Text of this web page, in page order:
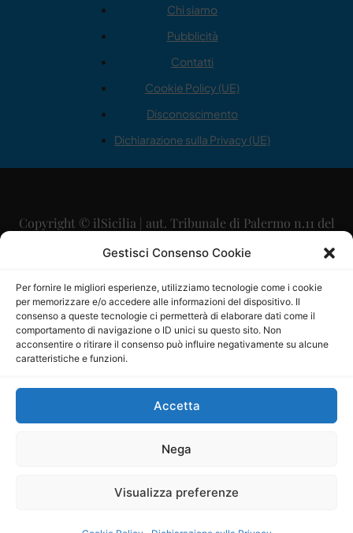
Gestisci Consenso Cookie
Per fornire le migliori esperienze, utilizziamo tecnologie come i cookie
per memorizzare e/o accedere alle informazioni del dispositivo. Il
consenso a queste tecnologie ci permetterà di elaborare dati come il
comportamento di navigazione o ID unici su questo sito. Non
acconsentire o ritirare il consenso può influire negativamente su alcune
caratteristiche e funzioni.
Accetta
Nega
Visualizza preferenze
Chi siamo
Pubblicità
Contatti
Cookie Policy (UE)
Disconoscimento
Dichiarazione sulla Privacy (UE)
Copyright © ilSicilia | aut. Tribunale di Palermo n.11 del
29/09/2015
Direttore Editoriale: Maurizio Scaglione
Direttore Responsabile: Maria Calabrese
P.IVA: 06334930820
Mercurio Comunicazione Società Cooperativa a r.l. è
iscritta al Registro degli Operatori di Comunicazione al
Sito gestito daLa Digitale srl–info@ladigitale.it